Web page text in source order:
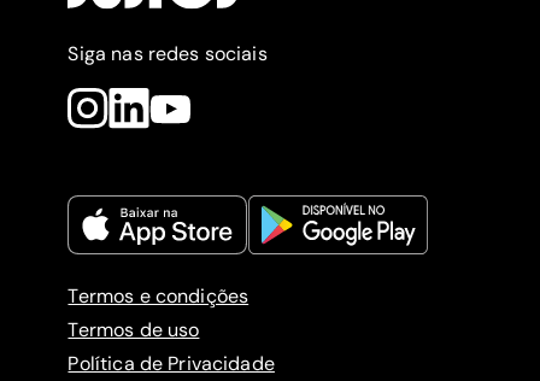
Siga nas redes sociais
Termos e condições
Termos de uso
Política de Privacidade